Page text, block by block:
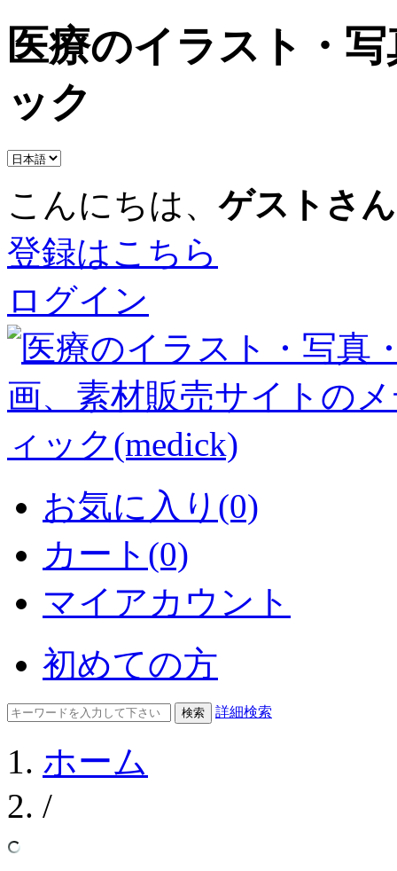
医療のイラスト・
ック
こんにちは、ゲストさん
登録はこちら
ログイン
お気に入り(0)
カート(0)
マイアカウント
初めての方
詳細検索
ホーム
/